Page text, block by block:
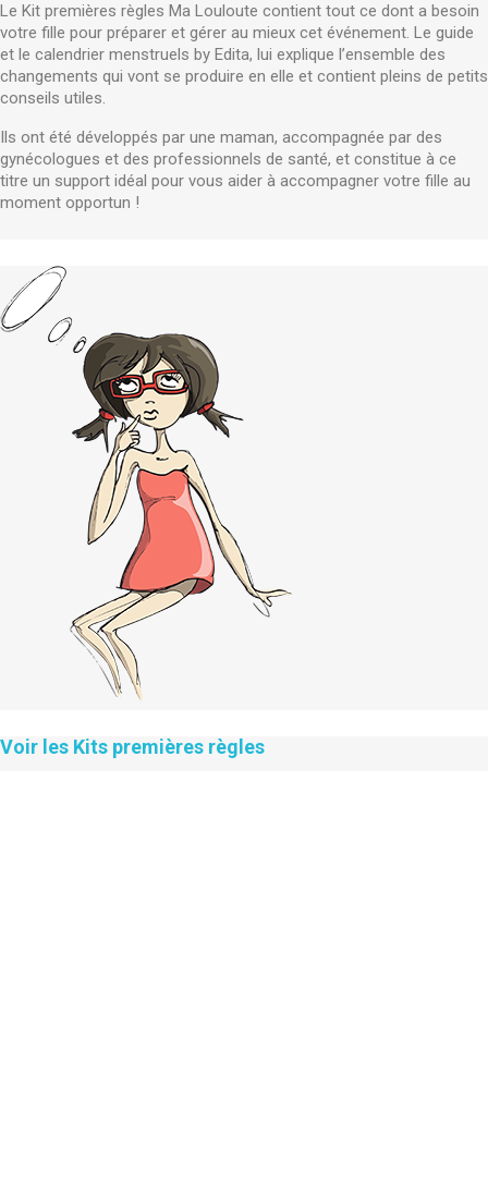
Le Kit premières règles Ma Louloute contient tout ce dont a besoin
votre fille pour préparer et gérer au mieux cet événement. Le guide
et le calendrier menstruels by Edita, lui explique l’ensemble des
changements qui vont se produire en elle et contient pleins de petits
conseils utiles.
Ils ont été développés par une maman, accompagnée par des
gynécologues et des professionnels de santé, et constitue à ce
titre un support idéal pour vous aider à accompagner votre fille au
moment opportun !
Voir les Kits premières règles